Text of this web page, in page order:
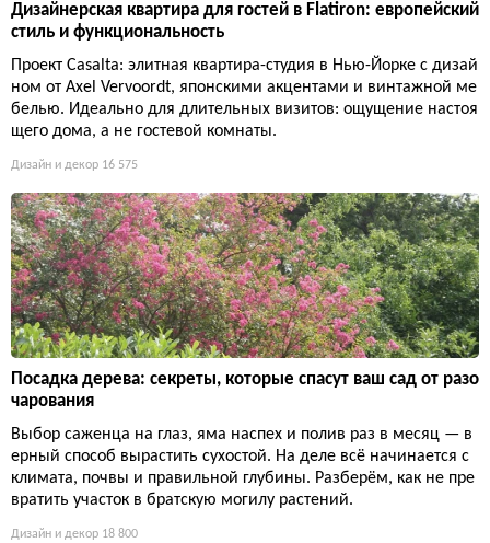
Дизайнерская квартира для гостей в Flatiron: европейский
стиль и функциональность
Проект Casalta: элитная квартира-студия в Нью-Йорке с дизай
ном от Axel Vervoordt, японскими акцентами и винтажной ме
белью. Идеально для длительных визитов: ощущение настоя
щего дома, а не гостевой комнаты.
Дизайн и декор 16 575
Посадка дерева: секреты, которые спасут ваш сад от разо
чарования
Выбор саженца на глаз, яма наспех и полив раз в месяц — в
ерный способ вырастить сухостой. На деле всё начинается с
климата, почвы и правильной глубины. Разберём, как не пре
вратить участок в братскую могилу растений.
Дизайн и декор 18 800